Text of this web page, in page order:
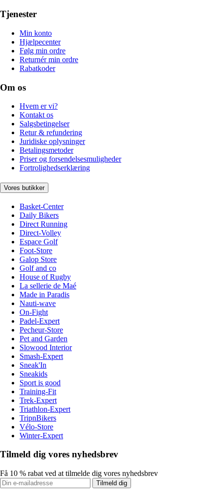
Tjenester
Min konto
Hjælpecenter
Følg min ordre
Returnér min ordre
Rabatkoder
Om os
Hvem er vi?
Kontakt os
Salgsbetingelser
Retur & refundering
Juridiske oplysninger
Betalingsmetoder
Priser og forsendelsesmuligheder
Fortrolighedserklæring
Vores butikker
Basket-Center
Daily Bikers
Direct Running
Direct-Volley
Espace Golf
Foot-Store
Galop Store
Golf and co
House of Rugby
La sellerie de Maé
Made in Paradis
Nauti-wave
On-Fight
Padel-Expert
Pecheur-Store
Pet and Garden
Slowood Interior
Smash-Expert
Sneak'In
Sneakids
Sport is good
Training-Fit
Trek-Expert
Triathlon-Expert
TripnBikers
Vélo-Store
Winter-Expert
Tilmeld dig vores nyhedsbrev
Få 10 % rabat ved at tilmelde dig vores nyhedsbrev
Tilmeld dig